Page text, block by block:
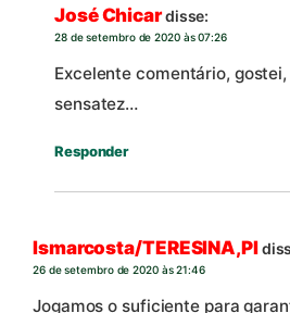
José Chicardisse:
28 de setembro de 2020 às 07:26
Excelente comentário,
sensatez…
Responder
Ismarcosta/TERESINA,PI
26 de setembro de 2020 às 21:46
Jogamos o suficiente para